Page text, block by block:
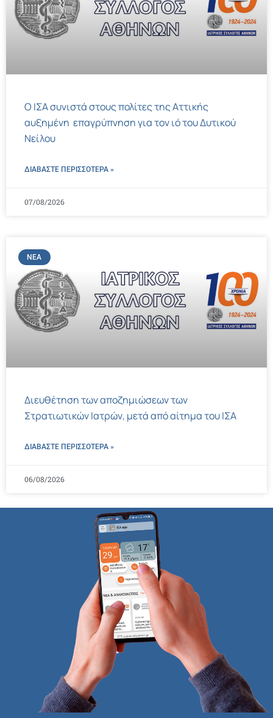
Ο ΙΣΑ συνιστά στους πολίτες της Αττικής
αυξημένη επαγρύπνηση για τον ιό του Δυτικού
Νείλου
ΔΙΑΒΑΣΤΕ ΠΕΡΙΣΣΌΤΕΡΑ »
07/08/2026
ΝΈΑ
Διευθέτηση των αποζημιώσεων των
Στρατιωτικών Ιατρών, μετά από αίτημα του ΙΣΑ
ΔΙΑΒΑΣΤΕ ΠΕΡΙΣΣΌΤΕΡΑ »
06/08/2026